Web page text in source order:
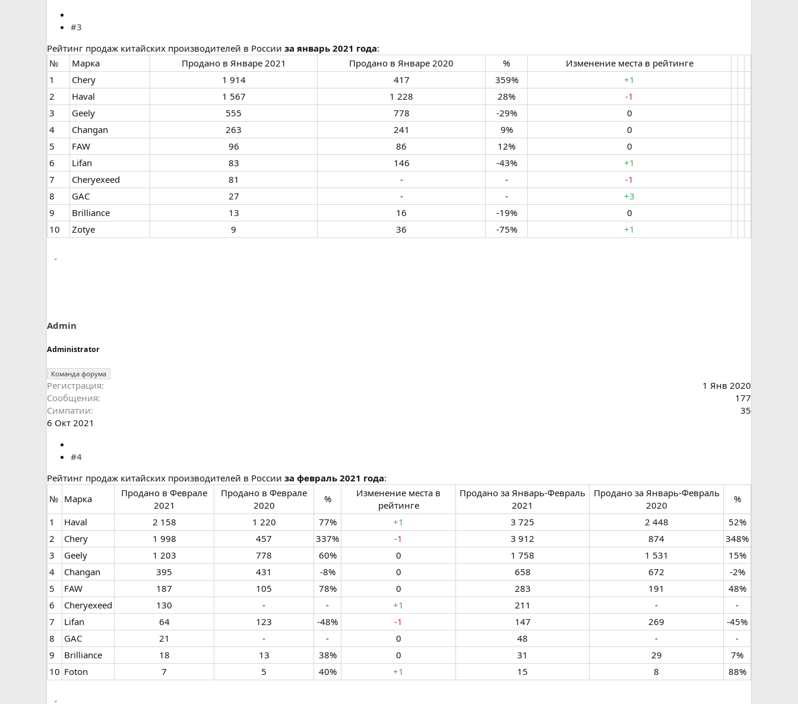
#3
Рейтинг продаж китайских производителей в России за январь 2021 года:
№
Марка Продано в Январе 2021​ Продано в Январе 2020​ %​
Изменение места в рейтинге​
1
Chery 1 914​ 417​ 359%​
+1
2
Haval 1 567​ 1 228​ 28%​
-1
3
Geely 555​ 778​ -29%​
0​
4
Changan 263​ 241​ 9%​
0​
5
FAW 96​ 86​ 12%​
0​
6
Lifan 83​ 146​ -43%​
+1
7​
Cheryexeed 81​ -​ -​
-1
8
GAC 27​ -​ -​
+3
9
Brilliance 13​ 16​ -19%​
0​
10
Zotye 9​ 36​ -75%​ +1
Admin
Administrator
Команда форума
Регистрация
1 Янв 2020
Сообщения
177
Симпатии
35
6 Окт 2021
#4
Рейтинг продаж китайских производителей в России за февраль 2021 года:
№ Марка
Продано в Феврале
2021​
Продано в Феврале
2020​
%​
Изменение места в
рейтинге​
Продано за Январь-Февраль
2021​
Продано за Январь-Февраль
2020​
%​
1
Haval 2 158​ 1 220​ 77%​ +1 3 725​ 2 448​
52%​
2
Chery 1 998​ 457​ 337%​ -1 3 912​ 874​
348%​
3
Geely 1 203​ 778​ 60%​ 0​ 1 758​ 1 531​
15%​
4
Changan 395​ 431​ -8%​ 0​ 658​ 672​
-2%​
5
FAW 187​ 105​ 78%​ 0​ 283​ 191​
48%​
6
Cheryexeed 130​ -​ -​ +1 211​ -​
-​
7​
Lifan 64​ 123​ -48%​ -1 147​ 269​
-45%​
8
GAC 21​ -​ -​ 0​ 48​ -​
-​
9
Brilliance 18​ 13​ 38%​ 0​ 31​ 29​
7%​
10 Foton 7​ 5​ 40%​ +1 15​ 8​ 88%​